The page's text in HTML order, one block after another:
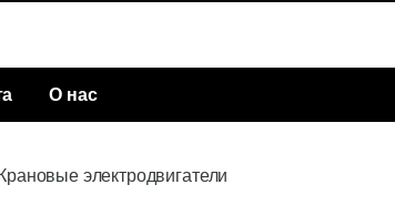
О нас
электродвигатели